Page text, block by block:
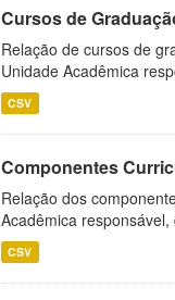
Cursos de
Relação de cursos de
Unidade Acadêmica
CSV
Componentes
Relação dos
Acadêmica
CSV